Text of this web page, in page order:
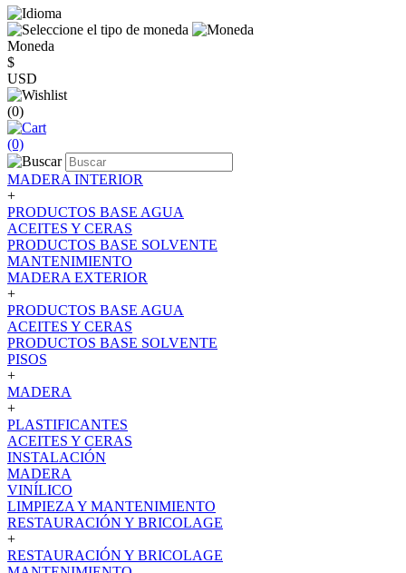
Moneda
$
USD
(0)
(0)
MADERA INTERIOR
+
PRODUCTOS BASE AGUA
ACEITES Y CERAS
PRODUCTOS BASE SOLVENTE
MANTENIMIENTO
MADERA EXTERIOR
+
PRODUCTOS BASE AGUA
ACEITES Y CERAS
PRODUCTOS BASE SOLVENTE
PISOS
+
MADERA
+
PLASTIFICANTES
ACEITES Y CERAS
INSTALACIÓN
MADERA
VINÍLICO
LIMPIEZA Y MANTENIMIENTO
RESTAURACIÓN Y BRICOLAGE
+
RESTAURACIÓN Y BRICOLAGE